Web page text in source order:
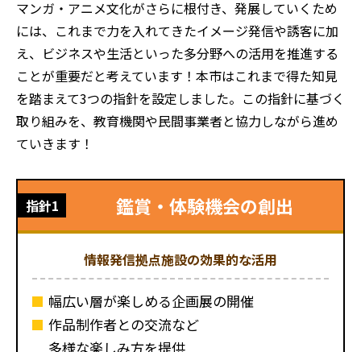
マンガ・アニメ文化がさらに根付き、発展していくため
には、これまで力を入れてきたイメージ発信や誘客に加
え、 ビジネスや生活といった多分野への活用を推進する
ことが重要だと考えています！ 本市はこれまで得た知見
を踏まえて3つの指針を設定しました。 この指針に基づく
取り組みを、教育機関や民間事業者と協力しながら進め
ていきます！
指針1 鑑賞・体験機会の創出
情報発信拠点施設の効果的な活用
幅広い層が楽しめる企画展の開催
作品制作者との交流など
多様な楽しみ方を提供